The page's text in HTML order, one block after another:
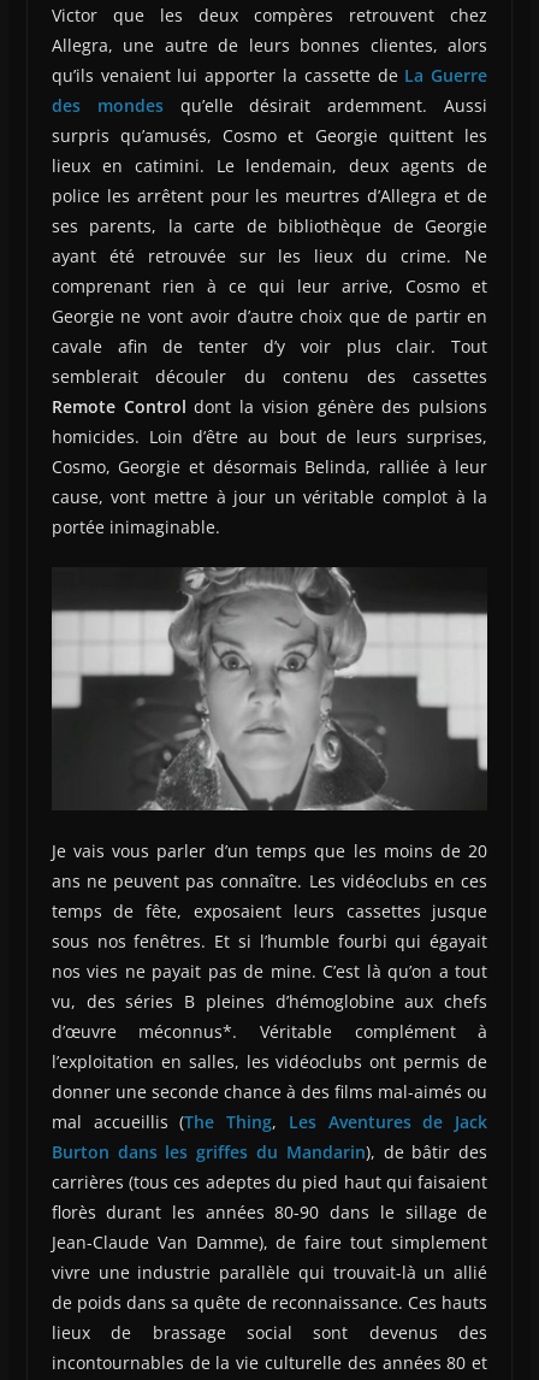
Victor que les deux compères retrouvent chez
Allegra, une autre de leurs bonnes clientes, alors
qu’ils venaient lui apporter la cassette de La Guerre
des mondesqu’elle désirait ardemment. Aussi
surpris qu’amusés, Cosmo et Georgie quittent les
lieux en catimini. Le lendemain, deux agents de
police les arrêtent pour les meurtres d’Allegra et de
ses parents, la carte de bibliothèque de Georgie
ayant été retrouvée sur les lieux du crime. Ne
comprenant rien à ce qui leur arrive, Cosmo et
Georgie ne vont avoir d’autre choix que de partir en
cavale afin de tenter d’y voir plus clair. Tout
semblerait découler du contenu des cassettes
Remote Control dont la vision génère des pulsions
homicides. Loin d’être au bout de leurs surprises,
Cosmo, Georgie et désormais Belinda, ralliée à leur
cause, vont mettre à jour un véritable complot à la
portée inimaginable.
Je vais vous parler d’un temps que les moins de 20
ans ne peuvent pas connaître. Les vidéoclubs en ces
temps de fête, exposaient leurs cassettes jusque
sous nos fenêtres. Et si l’humble fourbi qui égayait
nos vies ne payait pas de mine. C’est là qu’on a tout
vu, des séries B pleines d’hémoglobine aux chefs
d’œuvre méconnus*. Véritable complément à
l’exploitation en salles, les vidéoclubs ont permis de
donner une seconde chance à des films mal-aimés ou
mal accueillis (The Thing, Les Aventures de Jack
Burton dans les griffes du Mandarin), de bâtir des
carrières (tous ces adeptes du pied haut qui faisaient
florès durant les années 80-90 dans le sillage de
Jean-Claude Van Damme), de faire tout simplement
vivre une industrie parallèle qui trouvait-là un allié
de poids dans sa quête de reconnaissance. Ces hauts
lieux de brassage social sont devenus des
incontournables de la vie culturelle des années 80 et